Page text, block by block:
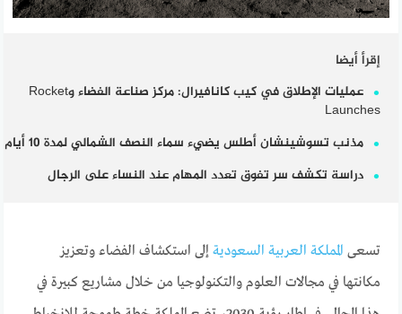
إقرأ أيضا
عمليات الإطلاق في كيب كانافيرال: مركز صناعة الفضاء وRocket
Launches
مذنب تسوشينشان أطلس يضيء سماء النصف الشمالي لمدة 10 أيام
دراسة تكشف سر تفوق تعدد المهام عند النساء على الرجال
تسعى المملكة العربية السعودية إلى استكشاف الفضاء وتعزيز
مكانتها في مجالات العلوم والتكنولوجيا من خلال مشاريع كبيرة في